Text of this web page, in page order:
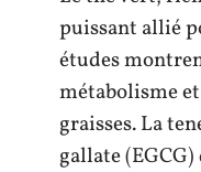
puissant allié
études
métabolisme
graisses. La
gallate